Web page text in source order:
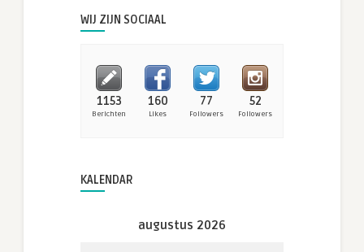
WIJ ZIJN SOCIAAL
1153
Berichten
160
Likes
77
Followers
52
Followers
KALENDAR
augustus 2026